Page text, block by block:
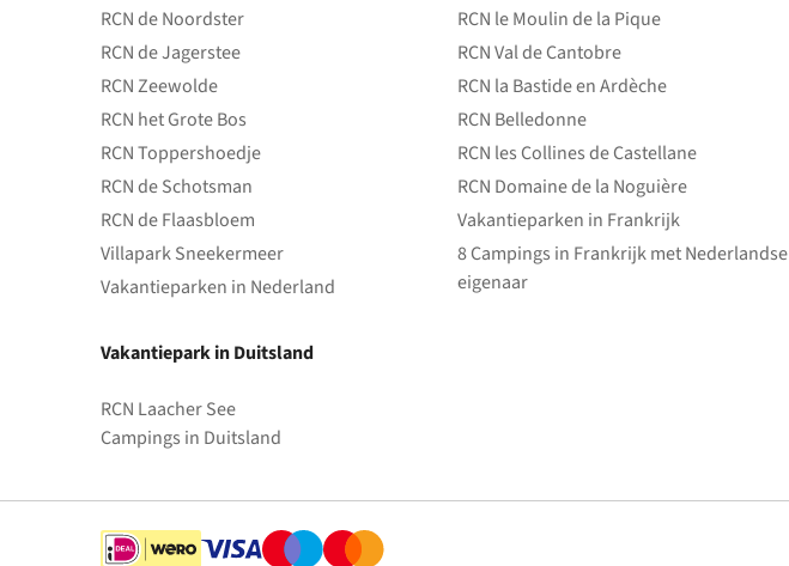
RCN de Noordster
RCN de Jagerstee
RCN Zeewolde
RCN het Grote Bos
RCN Toppershoedje
RCN de Schotsman
RCN de Flaasbloem
Villapark Sneekermeer
Vakantieparken in Nederland
Vakantiepark in Duitsland
RCN Laacher See
Campings in Duitsland
RCN le Moulin de la Pique
RCN Val de Cantobre
RCN la Bastide en Ardèche
RCN Belledonne
RCN les Collines de Castellane
RCN Domaine de la Noguière
Vakantieparken in Frankrijk
8 Campings in Frankrijk met Nederlandse
eigenaar